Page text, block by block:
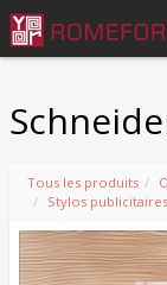
Tous les produits
Stylos publicitaires